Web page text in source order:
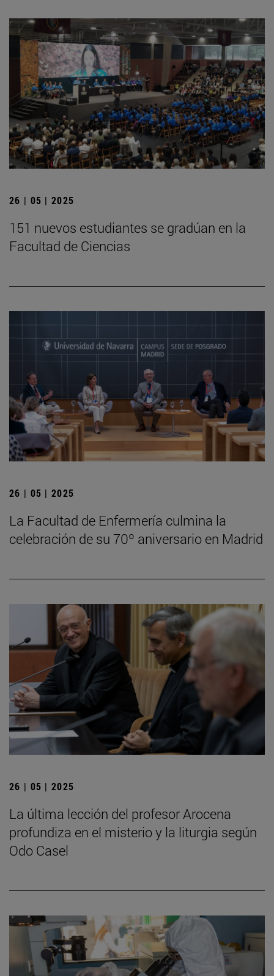
26 | 05 | 2025
151 nuevos estudiantes se gradúan en la
Facultad de Ciencias
26 | 05 | 2025
La Facultad de Enfermería culmina la
celebración de su 70º aniversario en Madrid
26 | 05 | 2025
La última lección del profesor Arocena
profundiza en el misterio y la liturgia según
Odo Casel